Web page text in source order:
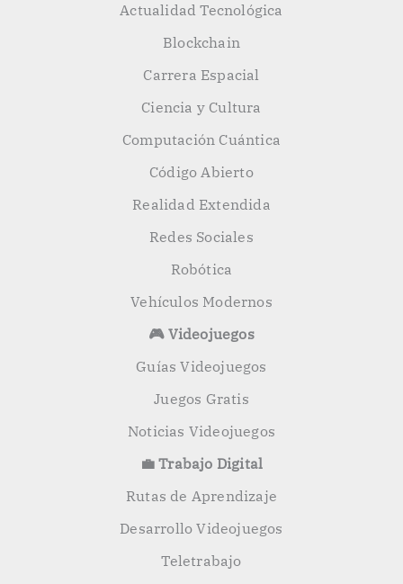
Actualidad Tecnológica
Blockchain
Carrera Espacial
Ciencia y Cultura
Computación Cuántica
Código Abierto
Realidad Extendida
Redes Sociales
Robótica
Vehículos Modernos
🎮 Videojuegos
Guías Videojuegos
Juegos Gratis
Noticias Videojuegos
💼 Trabajo Digital
Rutas de Aprendizaje
Desarrollo Videojuegos
Teletrabajo